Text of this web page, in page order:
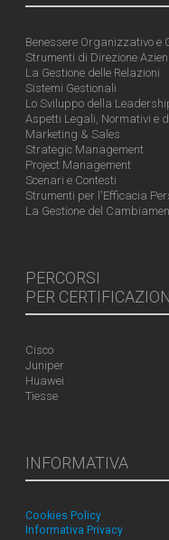
Benessere Organizzativo e
Strumenti di Direzione
La Gestione delle Relazioni
Sistemi Gestionali
Lo Sviluppo della
Aspetti Legali, Normativi e
Marketing & Sales
Strategic Management
Project Management
Scenari e Contesti
Strumenti per l'Efficacia
La Gestione del
PERCORSI
PER
Cisco
Juniper
Huawei
Tiesse
INFORMATIVA
Cookies Policy
Informativa Privacy